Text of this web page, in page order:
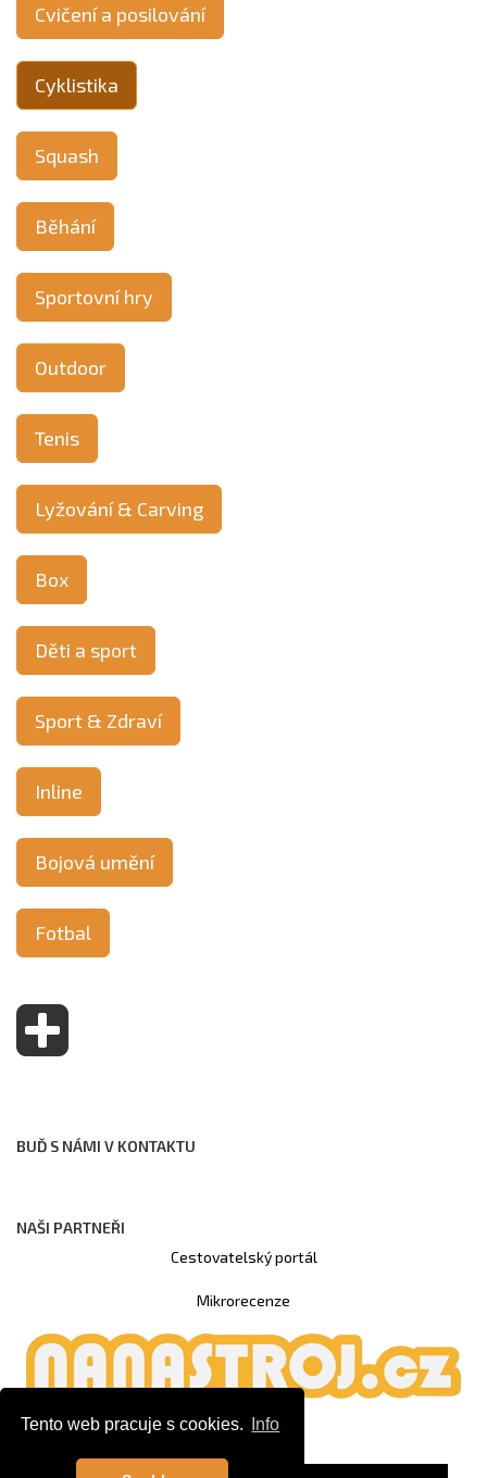
Tento web pracuje s cookies. Info
Cvičení a posilování
Cyklistika
Squash
Běhání
Sportovní hry
Outdoor
Tenis
Lyžování & Carving
Box
Děti a sport
Sport & Zdraví
Inline
Bojová umění
Fotbal
BUĎ S NÁMI V KONTAKTU
NAŠI PARTNEŘI
Cestovatelský portál
Mikrorecenze